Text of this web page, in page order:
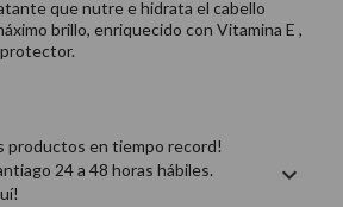
que nutre e hidrata el cabello
brillo, enriquecido con Vitamina E ,
productos en tiempo record!
24 a 48 horas hábiles.